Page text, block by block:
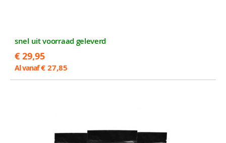
snel uit voorraad geleverd
€ 29,95
Al vanaf € 27,85